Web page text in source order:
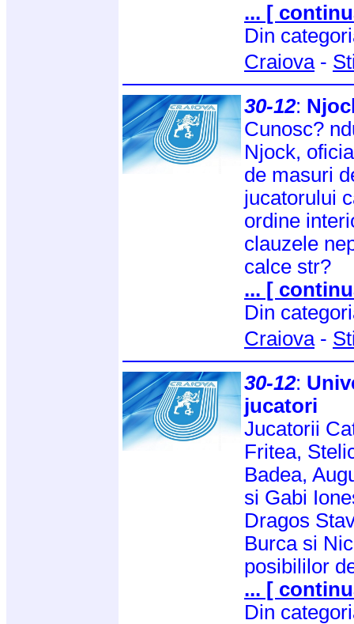
... [
Din
Craiova-
30-12:
Cunosc?
Njock,
de masuri
jucatorului
ordine
clauzele
calce str?
... [
Din
Craiova-
30-12:
jucatori
Jucatorii
Fritea,
Badea,
si Gabi
Dragos
Burca si
posibililor
... [
Din